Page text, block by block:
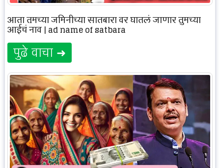
आता तुमच्या जमिनीच्या सातबारा वर घातलं जाणार तुमच्या
आईचं नाव | ad name of satbara
पुढे वाचा ➜